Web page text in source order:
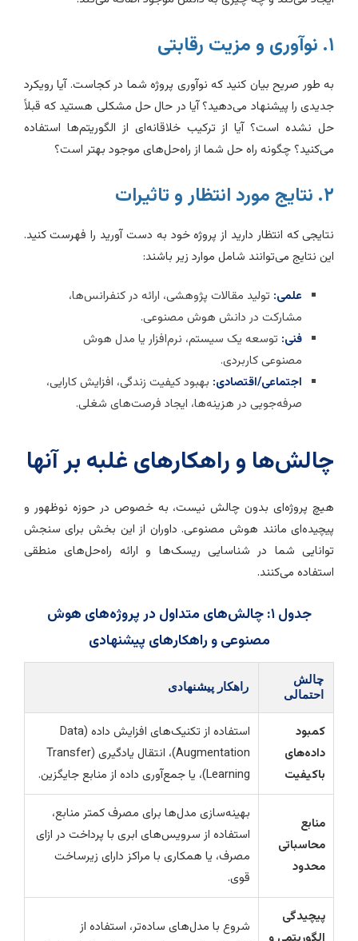
طور صریح بیان کنید که نوآوری پروژه شما در کجاست. آیا رویکرد
را پیشنهاد می‌دهید؟ آیا در حال حل مشکلی هستید که قبلاً
نشده است؟ آیا از ترکیب خلاقانه‌ای از الگوریتم‌ها استفاده
چگونه راه حل شما از راه‌حل‌های موجود بهتر است؟
که انتظار دارید از پروژه خود به دست آورید را فهرست کنید.
نتایج می‌توانند شامل موارد زیر باشند:
علمی:تولید مقالات پژوهشی، ارائه در کنفرانس‌ها،
مشارکت در دانش هوش مصنوعی.
فنی: توسعه یک سیستم، نرم‌افزار یا مدل هوش
مصنوعی کاربردی.
اجتماعی/اقتصادی:بهبود کیفیت زندگی، افزایش کارایی،
صرفه‌جویی در هزینه‌ها، ایجاد فرصت‌های شغلی.
و راهکارهای غلبه بر آنها
پروژه‌ای بدون چالش نیست، به خصوص در حوزه نوظهور و
مانند هوش مصنوعی. داوران از این بخش برای سنجش
شما در شناسایی ریسک‌ها و ارائه راه‌حل‌های منطقی
می‌کنند.
جدول ۱: چالش‌های متداول در پروژه‌های هوش
مصنوعی و راهکارهای پیشنهادی
چالش
احتمالی
راهکار پیشنهادی
کمبود
داده‌های
باکیفیت
استفاده از تکنیک‌های افزایش داده (Data
Augmentation)، انتقال یادگیری (Transfer
Learning)، یا جمع‌آوری داده از منابع جایگزین.
محاسباتی
محدود
بهینه‌سازی مدل‌ها برای مصرف کمتر منابع،
استفاده از سرویس‌های ابری با پرداخت در ازای
مصرف، یا همکاری با مراکز دارای زیرساخت
پیچیدگی
شروع با مدل‌های ساده‌تر، استفاده از